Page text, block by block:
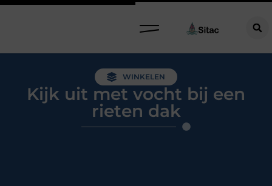
WINKELEN
Kijk uit met vocht bij een
rieten dak